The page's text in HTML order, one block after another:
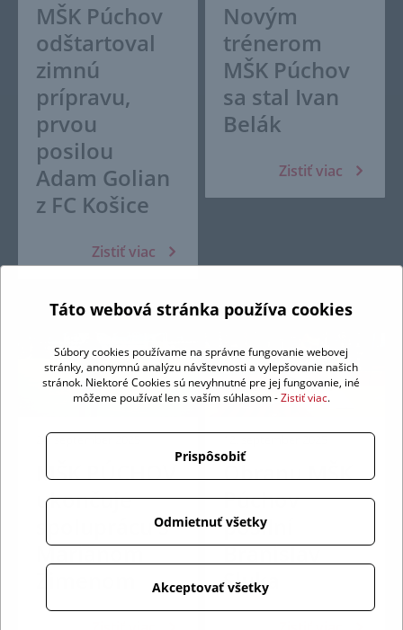
MŠK Púchov
odštartoval
zimnú
prípravu,
prvou
posilou
Adam Golian
z FC Košice
Zistiť viac
Novým
trénerom
MŠK Púchov
sa stal Ivan
Belák
Zistiť viac
24. september 2025
MŠK PÚCHOV
ukončuje
spoluprácu s
Mariánom
Obranu MŠK
Púchov
posilní
Branislav
Sluka
Táto webová stránka používa cookies
Súbory cookies používame na správne fungovanie webovej
stránky, anonymnú analýzu návštevnosti a vylepšovanie našich
stránok. Niektoré Cookies sú nevyhnutné pre jej fungovanie, iné
môžeme používať len s vaším súhlasom -Zistiť viac.
Prispôsobiť
Odmietnuť všetky
Akceptovať všetky